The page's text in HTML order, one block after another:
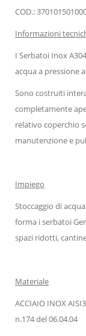
COD.:
Informazioni
I Serbatoi Inox
acqua a pressione
Sono costruiti
completamente
relativo coperchio
manutenzione e
Impiego
Stoccaggio di
forma i serbatoi
spazi ridotti,
Materiale
ACCIAIO INOX
n.174 del 06.04.04